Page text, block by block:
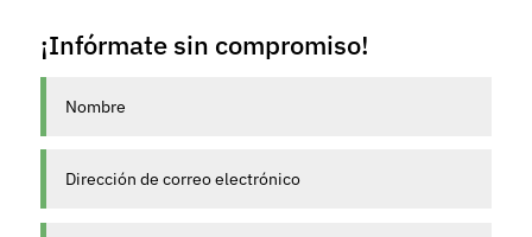
¡Infórmate sin compromiso!